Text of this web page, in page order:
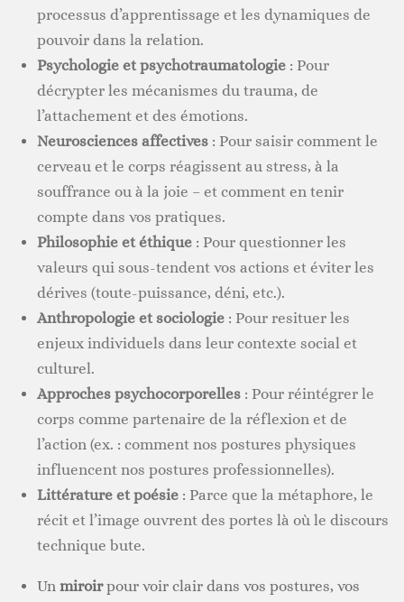
processus d’apprentissage et les dynamiques de
pouvoir dans la relation.
Psychologie et psychotraumatologie: Pour
décrypter les mécanismes du trauma, de
l’attachement et des émotions.
Neurosciences affectives: Pour saisir comment le
cerveau et le corps réagissent au stress, à la
souffrance ou à la joie – et comment en tenir
compte dans vos pratiques.
Philosophie et éthique: Pour questionner les
valeurs qui sous-tendent vos actions et éviter les
dérives (toute-puissance, déni, etc.).
Anthropologie et sociologie: Pour resituer les
enjeux individuels dans leur contexte social et
culturel.
Approches psychocorporelles: Pour réintégrer le
corps comme partenaire de la réflexion et de
l’action (ex. : comment nos postures physiques
influencent nos postures professionnelles).
Littérature et poésie: Parce que la métaphore, le
récit et l’image ouvrent des portes là où le discours
technique bute.
Un miroirpour voir clair dans vos postures, vos